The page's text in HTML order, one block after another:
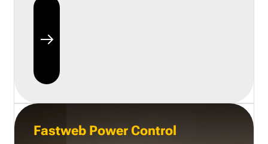
Fastweb Power Control